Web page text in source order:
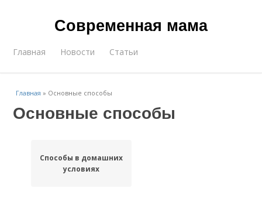
Современная мама
Главная Новости Статьи
Главная » Основные способы
Основные способы
Способы в домашних
условиях